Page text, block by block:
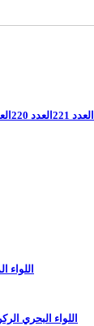
العدد 221 العدد 220
اللواء البحري